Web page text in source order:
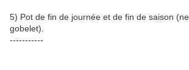
5) Pot de fin de journée et de fin de saison
gobelet).
-----------